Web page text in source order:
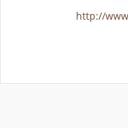
http://